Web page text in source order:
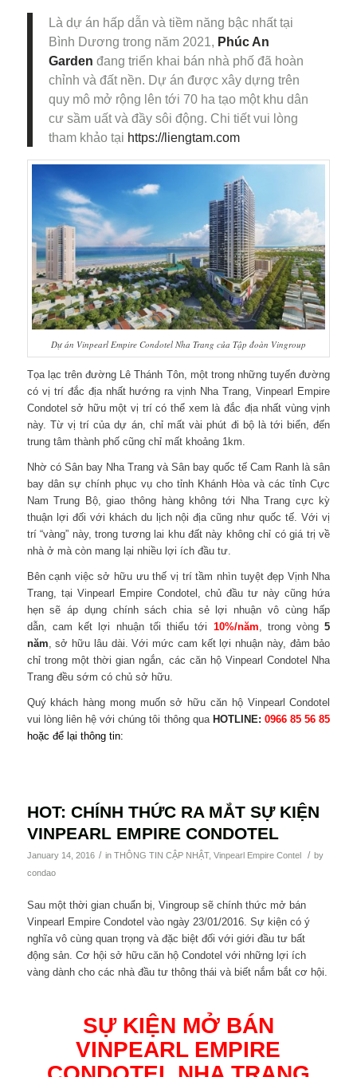
Là dự án hấp dẫn và tiềm năng bậc nhất tại
Bình Dương trong năm 2021, Phúc An
Garden đang triển khai bán nhà phố đã hoàn
chỉnh và đất nền. Dự án được xây dựng trên
quy mô mở rộng lên tới 70 ha tạo một khu dân
cư sầm uất và đầy sôi động. Chi tiết vui lòng
tham khảo tại https://liengtam.com
Dự án Vinpearl Empire Condotel Nha Trang của Tập đoàn Vingroup
Tọa lạc trên đường Lê Thánh Tôn, một trong những tuyến đường
có vị trí đắc địa nhất hướng ra vịnh Nha Trang, Vinpearl Empire
Condotel sở hữu một vị trí có thể xem là đắc địa nhất vùng vịnh
này. Từ vị trí của dự án, chỉ mất vài phút đi bộ là tới biển, đến
trung tâm thành phố cũng chỉ mất khoảng 1km.
Nhờ có Sân bay Nha Trang và Sân bay quốc tế Cam Ranh là sân
bay dân sự chính phục vụ cho tỉnh Khánh Hòa và các tỉnh Cực
Nam Trung Bộ, giao thông hàng không tới Nha Trang cực kỳ
thuận lợi đối với khách du lịch nội địa cũng như quốc tế. Với vị
trí “vàng” này, trong tương lai khu đất này không chỉ có giá trị về
nhà ở mà còn mang lại nhiều lợi ích đầu tư.
Bên cạnh việc sở hữu ưu thế vị trí tầm nhìn tuyệt đẹp Vịnh Nha
Trang, tại Vinpearl Empire Condotel, chủ đầu tư này cũng hứa
hẹn sẽ áp dụng chính sách chia sẻ lợi nhuận vô cùng hấp
dẫn, cam kết lợi nhuận tối thiểu tới 10%/năm, trong vòng5
năm, sở hữu lâu dài. Với mức cam kết lợi nhuận này, đảm bảo
chỉ trong một thời gian ngắn, các căn hộ Vinpearl Condotel Nha
Trang đều sớm có chủ sở hữu.
Quý khách hàng mong muốn sở hữu căn hộ Vinpearl Condotel
vui lòng liên hệ với chúng tôi thông qua HOTLINE: 0966 85 56 85
hoặc để lại thông tin:
HOT: CHÍNH THỨC RA MẮT SỰ KIỆN
VINPEARL EMPIRE CONDOTEL
January 14, 2016 / in THÔNG TIN CẬP NHẬT, Vinpearl Empire Contel / by
condao
Sau một thời gian chuẩn bị, Vingroup sẽ chính thức mở bán
Vinpearl Empire Condotel vào ngày 23/01/2016. Sự kiện có ý
nghĩa vô cùng quan trọng và đặc biệt đối với giới đầu tư bất
động sản. Cơ hội sở hữu căn hộ Condotel với những lợi ích
vàng dành cho các nhà đầu tư thông thái và biết nắm bắt cơ hội.
SỰ KIỆN MỞ BÁN
VINPEARL EMPIRE